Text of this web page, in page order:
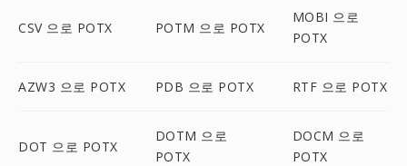
CSV 으로 POTX POTM 으로 POTX
MOBI 으로
POTX
AZW3 으로 POTX PDB 으로 POTX RTF 으로 POTX
DOT 으로 POTX
DOTM 으로
POTX
DOCM 으로
POTX